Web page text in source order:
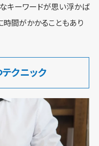
キーワードが思い浮かば
時間がかかることもあり
クニック